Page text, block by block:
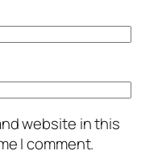
website in this
I comment.